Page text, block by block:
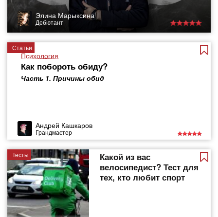
Элина Марыксина
Дебютант
Статьи
Психология
Как побороть обиду?
Часть 1. Причины обид
Андрей Кашкаров
Грандмастер
Тесты
Какой из вас
велосипедист? Тест для
тех, кто любит спорт